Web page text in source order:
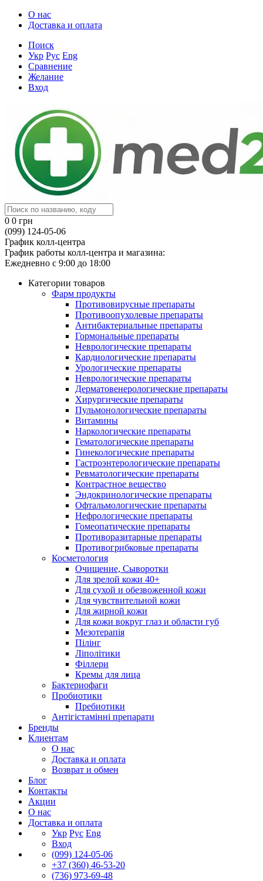
О нас
Доставка и оплата
Поиск
Укр Рус Eng
Сравнение
Желание
Вход
0 0 грн
(099) 124-05-06
График колл-центра
График работы колл-центра и магазина:
Ежедневно с 9:00 до 18:00
Категории товаров
Фарм продукты
Противовирусные препараты
Противоопухолевые препараты
Антибактериальные препараты
Гормональные препараты
Неврологические препараты
Кардиологические препараты
Урологические препараты
Неврологические препараты
Дерматовенерологические препараты
Хирургические препараты
Пульмонологические препараты
Витамины
Наркологические препараты
Гематологические препараты
Гинекологические препараты
Гастроэнтерологические препараты
Ревматологические препараты
Контрастное вещество
Эндокринологические препараты
Офтальмологические препараты
Нефрологические препараты
Гомеопатические препараты
Противоразитарные препараты
Противогрибковые препараты
Косметология
Очищение, Сыворотки
Для зрелой кожи 40+
Для сухой и обезвоженной кожи
Для чувствительной кожи
Для жирной кожи
Для кожи вокруг глаз и области губ
Мезотерапія
Пілінг
Ліполітики
Філлери
Кремы для лица
Бактериофаги
Пробиотики
Пребиотики
Антігістамінні препарати
Бренды
Клиентам
О нас
Доставка и оплата
Возврат и обмен
Блог
Контакты
Акции
О нас
Доставка и оплата
Укр Рус Eng
Вход
(099) 124-05-06
+37 (360) 46-53-20
(736) 973-69-48